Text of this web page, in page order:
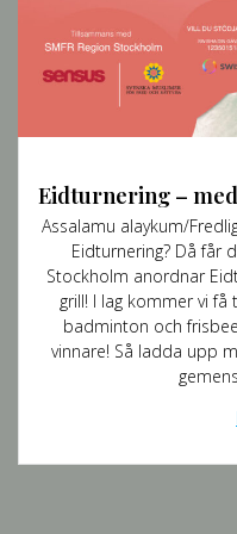
Eidturnering –
Assalamu alaykum/
Eidturnering? Då får
Stockholm anordnar
grill! I lag kommer vi
badminton och
vinnare! Så ladda upp